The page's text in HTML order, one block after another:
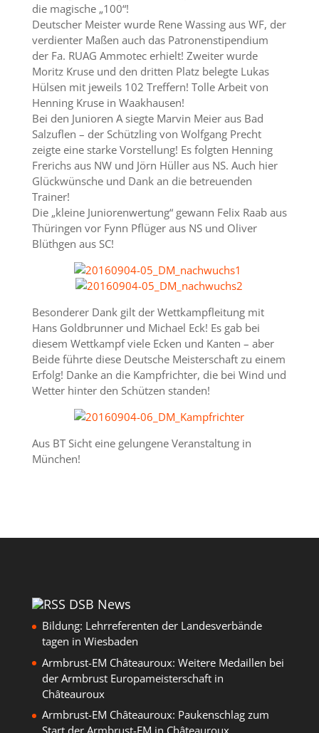
die magische „100“!
Deutscher Meister wurde Rene Wassing aus WF, der
verdienter Maßen auch das Patronenstipendium
der Fa. RUAG Ammotec erhielt! Zweiter wurde
Moritz Kruse und den dritten Platz belegte Lukas
Hülsen mit jeweils 102 Treffern! Tolle Arbeit von
Henning Kruse in Waakhausen!
Bei den Junioren A siegte Marvin Meier aus Bad
Salzuflen – der Schützling von Wolfgang Precht
zeigte eine starke Vorstellung! Es folgten Henning
Frerichs aus NW und Jörn Hüller aus NS. Auch hier
Glückwünsche und Dank an die betreuenden
Trainer!
Die „kleine Juniorenwertung“ gewann Felix Raab aus
Thüringen vor Fynn Pflüger aus NS und Oliver
Blüthgen aus SC!
Besonderer Dank gilt der Wettkampfleitung mit
Hans Goldbrunner und Michael Eck! Es gab bei
diesem Wettkampf viele Ecken und Kanten – aber
Beide führte diese Deutsche Meisterschaft zu einem
Erfolg! Danke an die Kampfrichter, die bei Wind und
Wetter hinter den Schützen standen!
Aus BT Sicht eine gelungene Veranstaltung in
München!
DSB News
Bildung: Lehrreferenten der Landesverbände
tagen in Wiesbaden
Armbrust-EM Châteauroux: Weitere Medaillen bei
der Armbrust Europameisterschaft in
Châteauroux
Armbrust-EM Châteauroux: Paukenschlag zum